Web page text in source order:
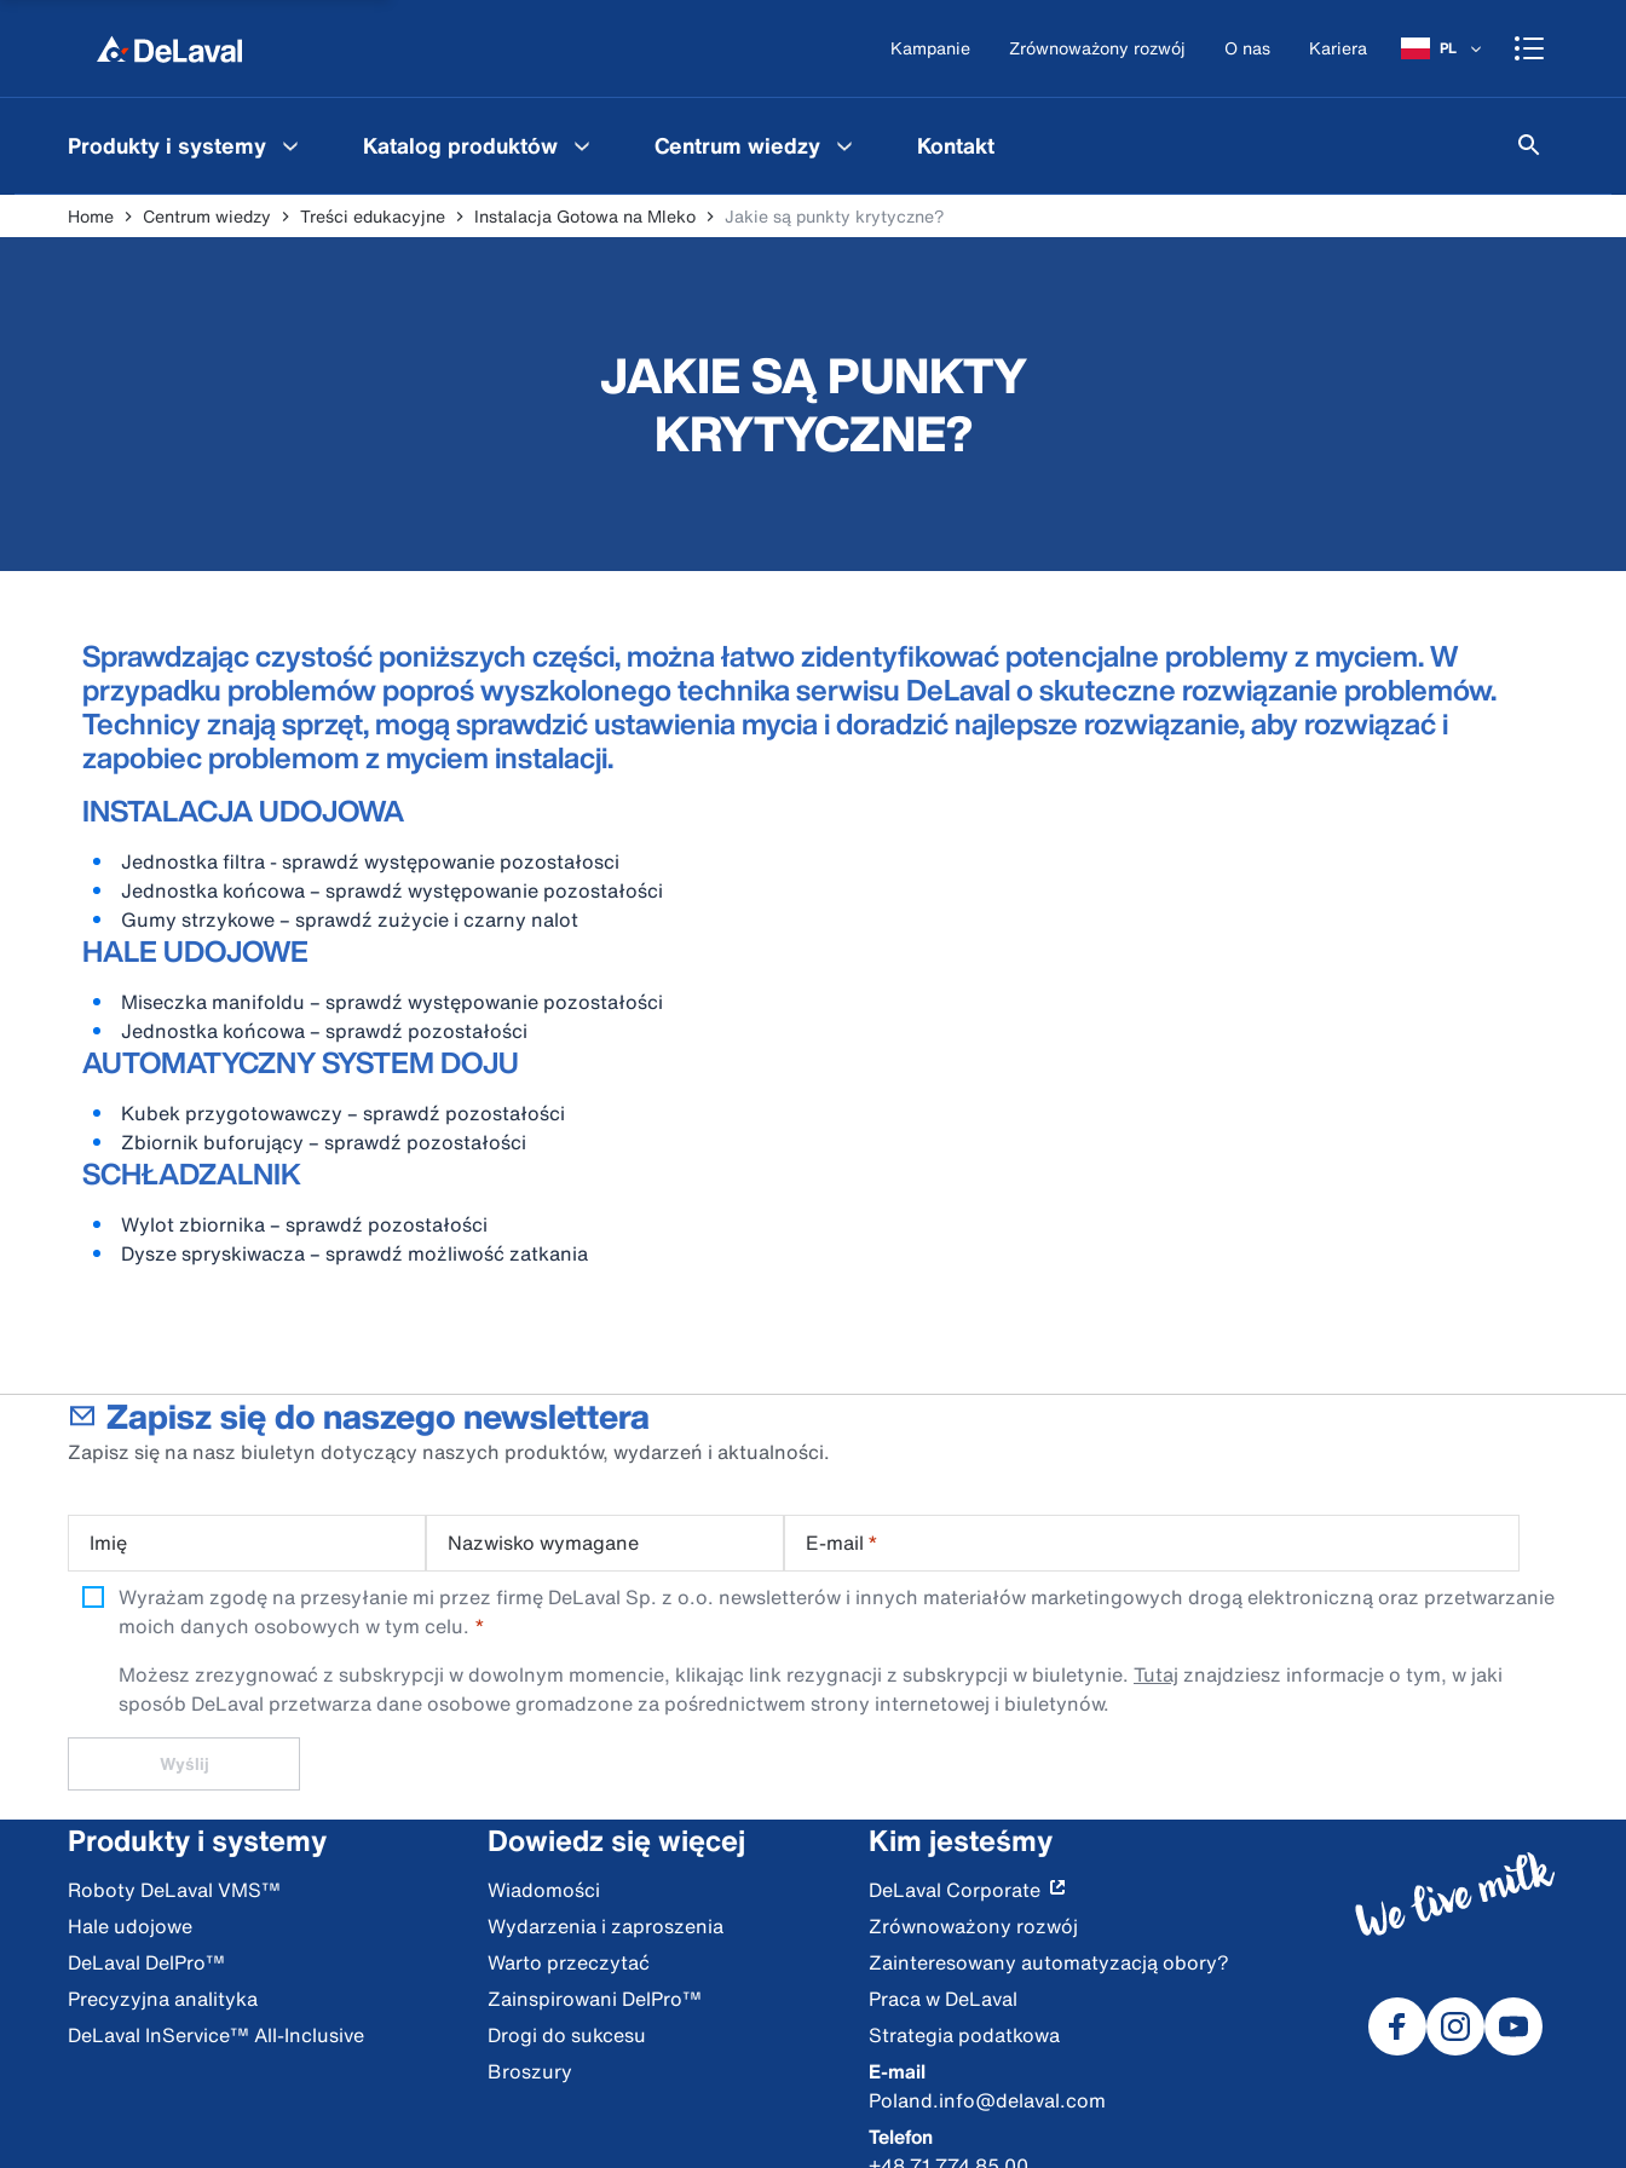
Kampanie Zrównoważony rozwój O nas Kariera PL
Produkty i systemy Katalog produktów Centrum wiedzy Kontakt
Home Centrum wiedzy Treści edukacyjne Instalacja Gotowa na Mleko Jakie są punkty krytyczne?
JAKIE SĄ PUNKTY
KRYTYCZNE?
Sprawdzając czystość poniższych części, można łatwo zidentyfikować potencjalne problemy z myciem. W
przypadku problemów poproś wyszkolonego technika serwisu DeLaval o skuteczne rozwiązanie problemów.
Technicy znają sprzęt, mogą sprawdzić ustawienia mycia i doradzić najlepsze rozwiązanie, aby rozwiązać i
zapobiec problemom z myciem instalacji.
INSTALACJA UDOJOWA
Jednostka filtra - sprawdź występowanie pozostałosci
Jednostka końcowa – sprawdź występowanie pozostałości
Gumy strzykowe – sprawdź zużycie i czarny nalot
HALE UDOJOWE
Miseczka manifoldu – sprawdź występowanie pozostałości
Jednostka końcowa – sprawdź pozostałości
AUTOMATYCZNY SYSTEM DOJU
Kubek przygotowawczy – sprawdź pozostałości
Zbiornik buforujący – sprawdź pozostałości
SCHŁADZALNIK
Wylot zbiornika – sprawdź pozostałości
Dysze spryskiwacza – sprawdź możliwość zatkania
Zapisz się do naszego newslettera
Zapisz się na nasz biuletyn dotyczący naszych produktów, wydarzeń i aktualności.
Imię Nazwisko wymagane E-mail *
Wyrażam zgodę na przesyłanie mi przez firmę DeLaval Sp. z o.o. newsletterów i innych materiałów marketingowych drogą elektroniczną oraz przetwarzanie
moich danych osobowych w tym celu.
Możesz zrezygnować z subskrypcji w dowolnym momencie, klikając link rezygnacji z subskrypcji w biuletynie. Tutaj znajdziesz informacje o tym, w jaki
sposób DeLaval przetwarza dane osobowe gromadzone za pośrednictwem strony internetowej i biuletynów.
Wyślij
Produkty i systemy
Roboty DeLaval VMS™
Hale udojowe
DeLaval DelPro™
Precyzyjna analityka
DeLaval InService™ All-Inclusive
Dowiedz się więcej
Wiadomości
Wydarzenia i zaproszenia
Warto przeczytać
Zainspirowani DelPro™
Drogi do sukcesu
Broszury
Kim jesteśmy
DeLaval Corporate
Zrównoważony rozwój
Zainteresowany automatyzacją obory?
Praca w DeLaval
Strategia podatkowa
E-mail
Poland.info@delaval.com
Telefon